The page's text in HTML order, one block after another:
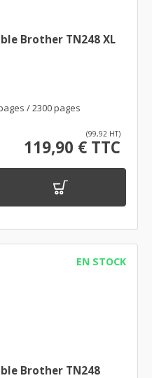
Brother TN248 XL
/ 2300 pages
(99,92 HT)
119,90 € TTC
EN STOCK
Brother TN248